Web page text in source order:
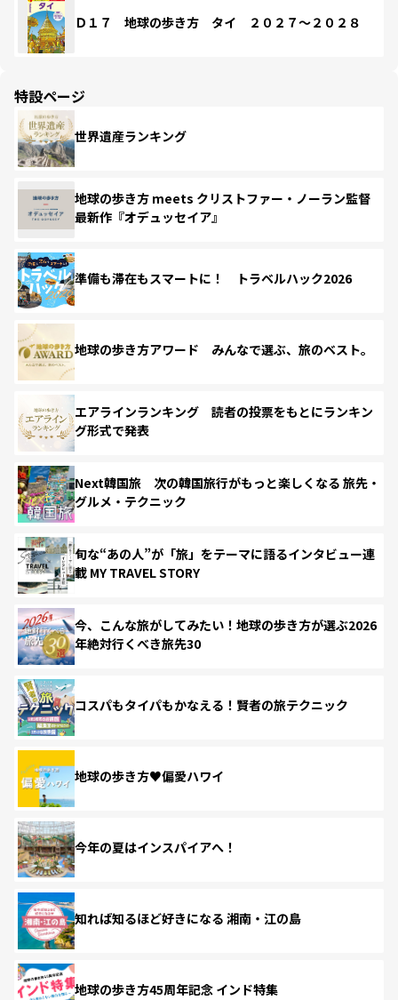
Ｄ１７ 地球の歩き方 タイ ２０２７～２０２８
特設ページ
世界遺産ランキング
地球の歩き方 meets クリストファー・ノーラン監督
最新作『オデュッセイア』
準備も滞在もスマートに！ トラベルハック2026
地球の歩き方アワード みんなで選ぶ、旅のベスト。
エアラインランキング 読者の投票をもとにランキン
グ形式で発表
Next韓国旅 次の韓国旅行がもっと楽しくなる 旅先・
グルメ・テクニック
旬な“あの人”が「旅」をテーマに語るインタビュー連
載 MY TRAVEL STORY
今、こんな旅がしてみたい！地球の歩き方が選ぶ2026
年絶対行くべき旅先30
コスパもタイパもかなえる！賢者の旅テクニック
地球の歩き方♥偏愛ハワイ
今年の夏はインスパイアへ！
知れば知るほど好きになる 湘南・江の島
地球の歩き方45周年記念 インド特集